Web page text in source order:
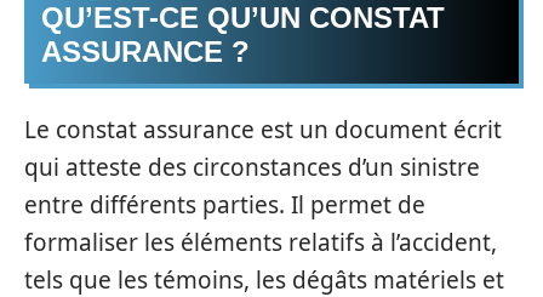
QU’EST-CE QU’UN CONSTAT
ASSURANCE ?
Le constat assurance est un document écrit
qui atteste des circonstances d’un sinistre
entre différents parties. Il permet de
formaliser les éléments relatifs à l’accident,
tels que les témoins, les dégâts matériels et